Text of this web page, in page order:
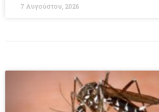
7 Αυγούστου, 2026